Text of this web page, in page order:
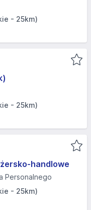
- 25km)
- 25km)
handlowe
Personalnego
- 25km)